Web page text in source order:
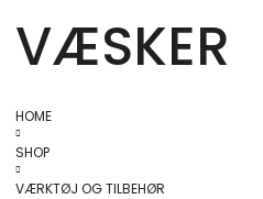
VÆSKER
HOME
SHOP
VÆRKTØJ OG TILBEHØR